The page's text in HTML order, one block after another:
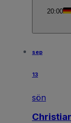
20:00
sep
13
sön